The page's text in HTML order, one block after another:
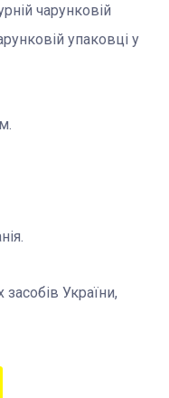
чарунковій
упаковці у
України,